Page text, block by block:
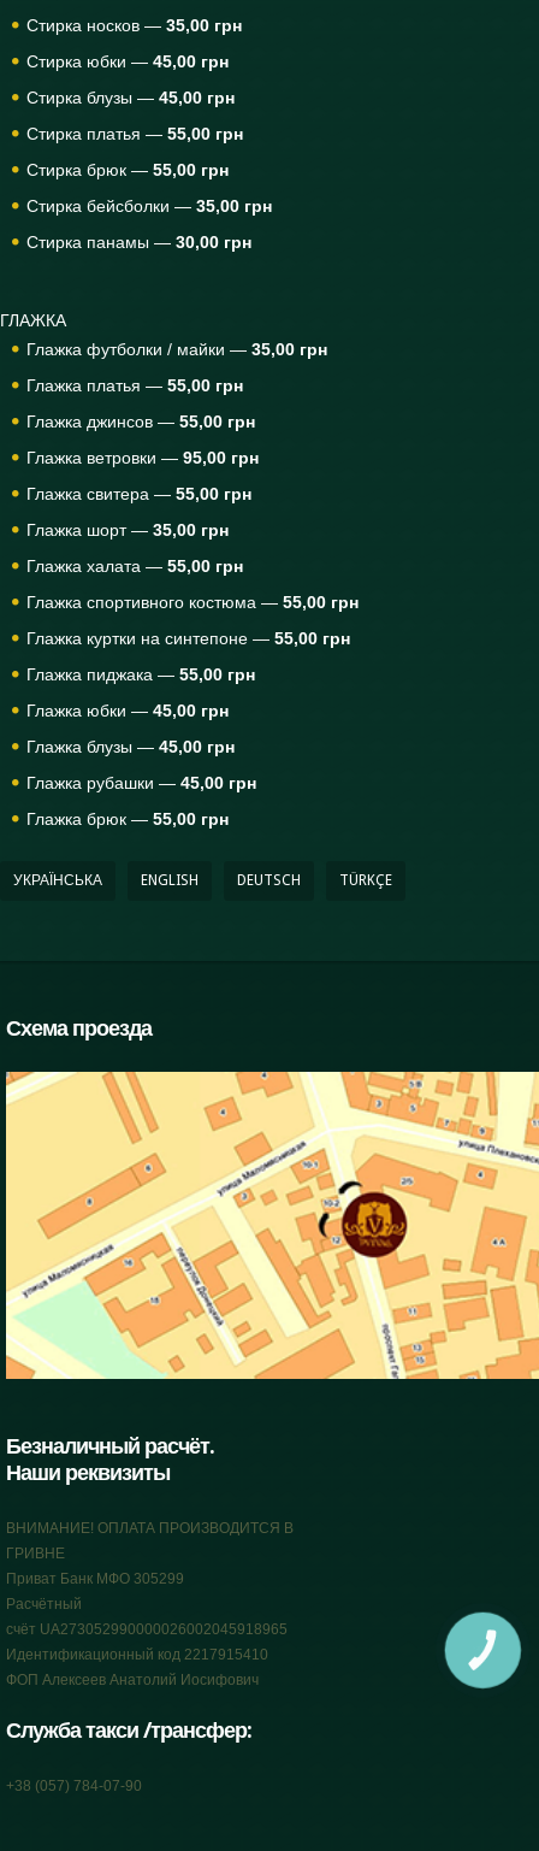
Стирка носков — 35,00 грн
Стирка юбки — 45,00 грн
Стирка блузы — 45,00 грн
Стирка платья — 55,00 грн
Стирка брюк — 55,00 грн
Стирка бейсболки — 35,00 грн
Стирка панамы — 30,00 грн
ГЛАЖКА
Глажка футболки / майки — 35,00 грн
Глажка платья — 55,00 грн
Глажка джинсов — 55,00 грн
Глажка ветровки — 95,00 грн
Глажка свитера — 55,00 грн
Глажка шорт — 35,00 грн
Глажка халата — 55,00 грн
Глажка спортивного костюма — 55,00 грн
Глажка куртки на синтепоне — 55,00 грн
Глажка пиджака — 55,00 грн
Глажка юбки — 45,00 грн
Глажка блузы — 45,00 грн
Глажка рубашки — 45,00 грн
Глажка брюк — 55,00 грн
УКРАЇНСЬКА ENGLISH DEUTSCH TÜRKÇE
Схема проезда
Безналичный расчёт.
Наши реквизиты
ВНИМАНИЕ! ОПЛАТА ПРОИЗВОДИТСЯ В
ГРИВНЕ
Приват Банк МФО 305299
Расчётный
счёт UA273052990000026002045918965
Идентификационный код 2217915410
ФОП Алексеев Анатолий Иосифович
Служба такси /трансфер:
+38 (057) 784-07-90
КНОПКА
СВЯЗИ